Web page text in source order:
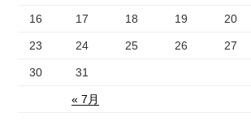
« 7月
16 17 18 19 20
23 24 25 26 27
30 31